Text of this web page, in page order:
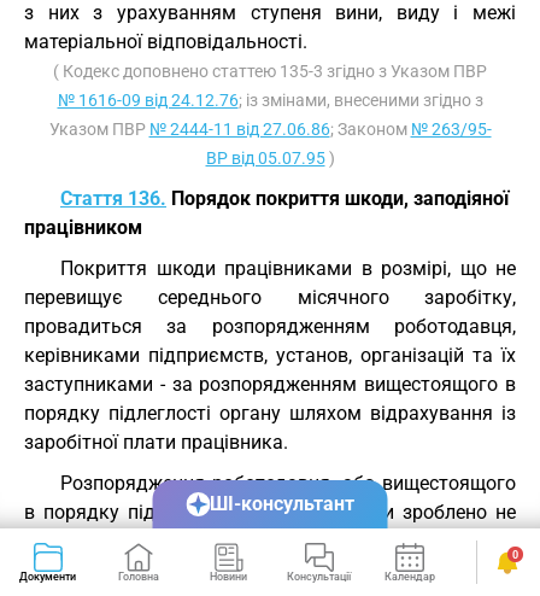
з них з урахуванням ступеня вини, виду і межі
матеріальної відповідальності.
( Кодекс доповнено статтею 135-3 згідно з Указом ПВР
№ 1616-09 від 24.12.76; із змінами, внесеними згідно з
Указом ПВР № 2444-11 від 27.06.86; Законом № 263/95-
ВР від 05.07.95)
Стаття 136. Порядок покриття шкоди, заподіяної
працівником
Покриття шкоди працівниками в розмірі, що не
перевищує середнього місячного заробітку,
провадиться за розпорядженням роботодавця,
керівниками підприємств, установ, організацій та їх
заступниками - за розпорядженням вищестоящого в
порядку підлеглості органу шляхом відрахування із
заробітної плати працівника.
Розпорядження роботодавця, або вищестоящого
в порядку підлеглості органу має бути зроблено не
пізніше двох тижнів з дня виявлення заподіяної
працівником шкоди і звернено до виконання не
Документи Головна Новини Консультації Календар Сервіси
0
ШІ-консультант